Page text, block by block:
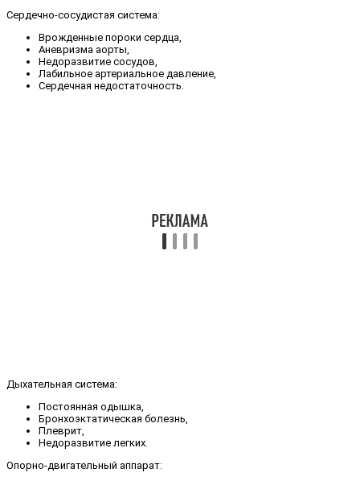
Сердечно-сосудистая система:
Врожденные пороки сердца,
Аневризма аорты,
Недоразвитие сосудов,
Лабильное артериальное давление,
Сердечная недостаточность.
Дыхательная система:
Постоянная одышка,
Бронхоэктатическая болезнь,
Плеврит,
Недоразвитие легких.
Опорно-двигательный аппарат: